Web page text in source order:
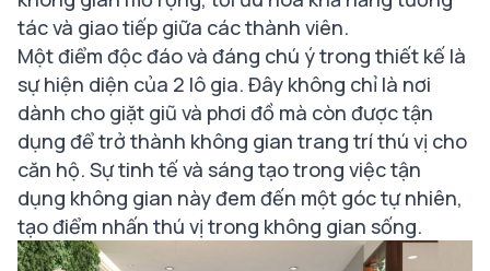
tác và giao tiếp giữa các thành viên.
Một điểm độc đáo và đáng chú ý trong thiết kế là
sự hiện diện của 2 lô gia. Đây không chỉ là nơi
dành cho giặt giũ và phơi đồ mà còn được tận
dụng để trở thành không gian trang trí thú vị cho
căn hộ. Sự tinh tế và sáng tạo trong việc tận
dụng không gian này đem đến một góc tự nhiên,
tạo điểm nhấn thú vị trong không gian sống.